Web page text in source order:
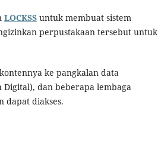
LOCKSS untuk membuat sistem
perpustakaan tersebut untuk
ke pangkalan data
Digital), dan beberapa lembaga
dapat diakses.